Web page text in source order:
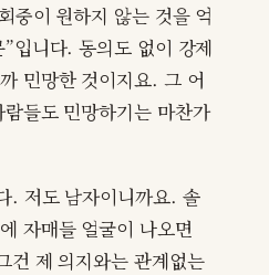
중이 원하지 않는 것을 억
입니다. 동의도 없이 강제
민망한 것이지요. 그 어
들도 민망하기는 마찬가
. 저도 남자이니까요. 솔
자매들 얼굴이 나오면
건 제 의지와는 관계없는